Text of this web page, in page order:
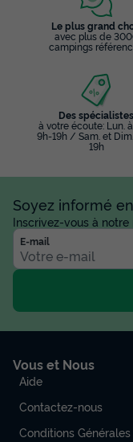
Meilleur prix pour 7
MOBILHOME
Ch. | 6 Pers. |
Surface
Voir le plan 2D
Animaux autorisés *
Le plus grand
avec plus de
campings
Des spécialistes
à votre écoute: Lun. à
9h-19h / Sam. et
19h
Soyez informé
Inscrivez-vous à
E-mail
Vous et Nous
Aide
Contactez-nous
Conditions